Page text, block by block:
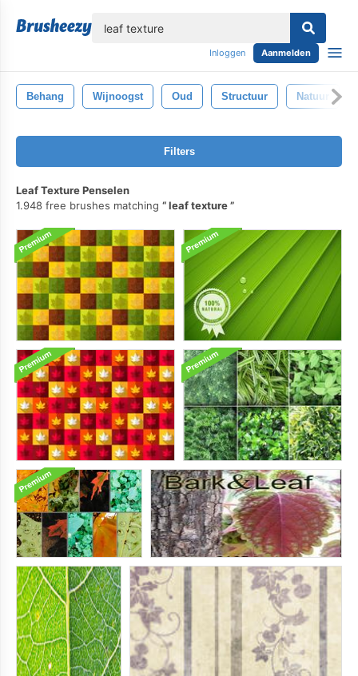
Inloggen Aanmelden
Behang Wijnoogst Oud Structuur Natuur
Filters
Leaf Texture Penselen
1.948 free brushes matching
leaf texture